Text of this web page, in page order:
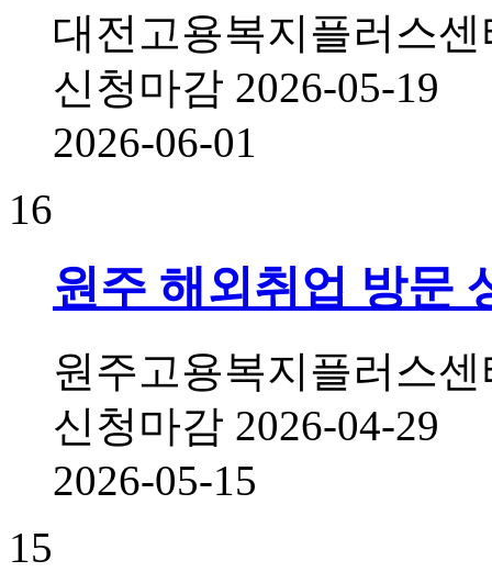
대전고용복지플러스
신청마감 2026-05-19
2026-06-01
16
원주 해외취업 방문
원주고용복지플러스
신청마감 2026-04-29
2026-05-15
15